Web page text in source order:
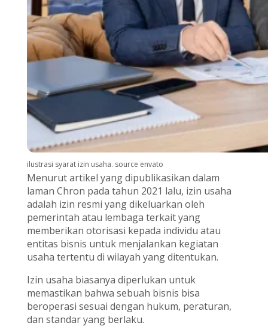
ilustrasi syarat izin usaha. source envato
Menurut artikel yang dipublikasikan dalam
laman Chron pada tahun 2021 lalu, izin usaha
adalah izin resmi yang dikeluarkan oleh
pemerintah atau lembaga terkait yang
memberikan otorisasi kepada individu atau
entitas bisnis untuk menjalankan kegiatan
usaha tertentu di wilayah yang ditentukan.
Izin usaha biasanya diperlukan untuk
memastikan bahwa sebuah bisnis bisa
beroperasi sesuai dengan hukum, peraturan,
dan standar yang berlaku.